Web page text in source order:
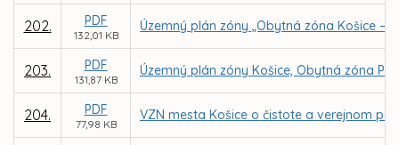
202. PDF
132,01 KB
Územný plán zóny „Obytná zóna Košice –
203. PDF
131,87 KB
Územný plán zóny Košice, Obytná zóna
204. PDF
77,98 KB
VZN mesta Košice o čistote a verejnom